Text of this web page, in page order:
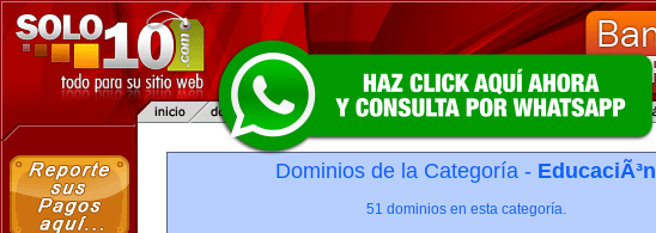
Dominios de la Categoría - EducaciÃ³n
51 dominios en esta categoría.